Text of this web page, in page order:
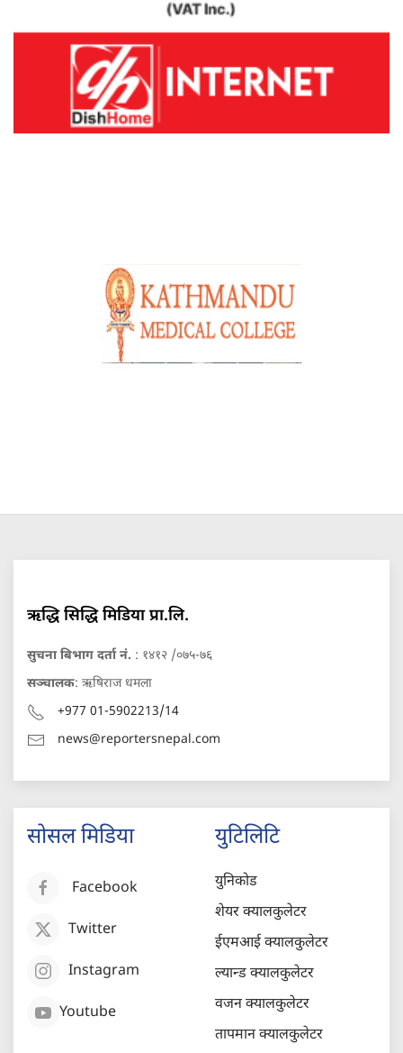
ऋद्धि सिद्धि मिडिया प्रा.लि.
सुचना बिभाग दर्ता नं. : १४१२ /०७५-७६
सञ्चालक: ऋषिराज धमला
+977 01-5902213/14
news@reportersnepal.com
सोसल मिडिया
Facebook
Twitter
Instagram
Youtube
युटिलिटि
युनिकोड
शेयर क्यालकुलेटर
ईएमआई क्यालकुलेटर
ल्यान्ड क्यालकुलेटर
वजन क्यालकुलेटर
तापमान क्यालकुलेटर